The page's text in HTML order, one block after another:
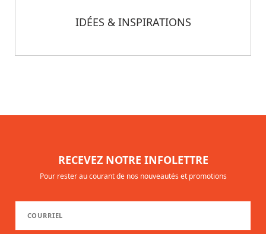
IDÉES & INSPIRATIONS
RECEVEZ NOTRE INFOLETTRE
Pour rester au courant de nos nouveautés et promotions